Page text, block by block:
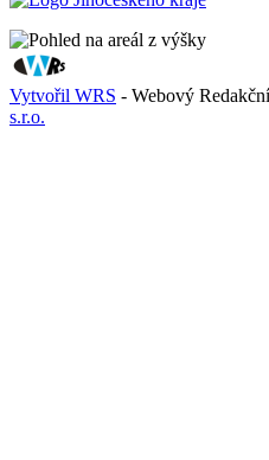
Vytvořil WRS - Webový
s.r.o.